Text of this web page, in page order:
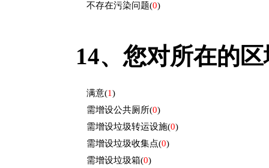
不存在污染问题(0)
14、 您对所在的
满意(1)
需增设公共厕所(0)
需增设垃圾转运设施(0)
需增设垃圾收集点(0)
需增设垃圾箱(0)